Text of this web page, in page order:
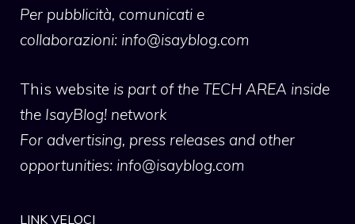
Per pubblicità, comunicati e
collaborazioni: info@isayblog.com
This website is part of the TECH AREA inside
the IsayBlog! network
For advertising, press releases and other
opportunities: info@isayblog.com
LINK VELOCI